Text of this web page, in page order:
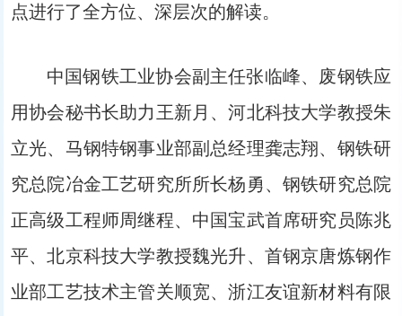
点进行了全方位、深层次的解读。
中国钢铁工业协会副主任张临峰、废钢铁应
用协会秘书长助力王新月、河北科技大学教授朱
立光、马钢特钢事业部副总经理龚志翔、钢铁研
究总院冶金工艺研究所所长杨勇、钢铁研究总院
正高级工程师周继程、中国宝武首席研究员陈兆
平、北京科技大学教授魏光升、首钢京唐炼钢作
业部工艺技术主管关顺宽、浙江友谊新材料有限